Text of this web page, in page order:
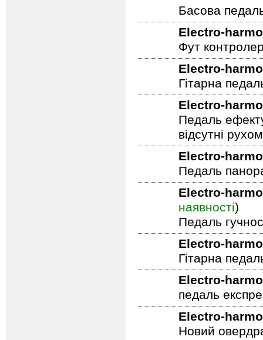
Electro-
Басова
Electro-
Фут
Electro-
Гітарна
Electro-
Педаль
відсутні
Electro-
Педаль
Electro-
наявності)
Педаль
Electro-
Гітарна
Electro-
педаль
Electro-